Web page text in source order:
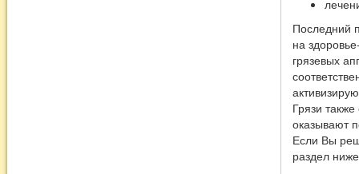
Последний
на
грязевых
Грязи
оказывают
Если Вы
раздел